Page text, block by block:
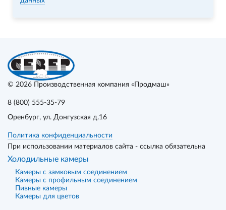
© 2026 Производственная компания «Продмаш»
8 (800) 555-35-79
Оренбург, ул. Донгузская д.16
Политика конфиденциальности
При использовании материалов сайта - ссылка обязательна
Холодильные камеры
Камеры с замковым соединением
Камеры с профильным соединением
Пивные камеры
Камеры для цветов